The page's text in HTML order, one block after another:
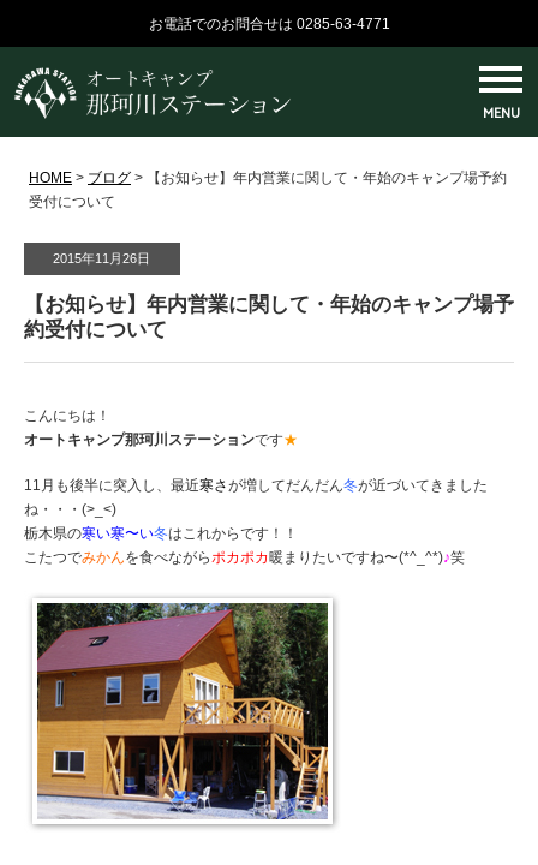
お電話でのお問合せは 0285-63-4771
MENU
HOME > ブログ >
【お知らせ】年内営業に関して・年始のキャンプ場予約
受付について
2015年11月26日
【お知らせ】年内営業に関して・年始のキャンプ場予
約受付について
こんにちは！
オートキャンプ那珂川ステーションです★
11月も後半に突入し、最近寒さが増してだんだん冬が近づいてきました
ね・・・(>_<)
栃木県の寒い寒〜い冬はこれからです！！
こたつでみかんを食べながらポカポカ暖まりたいですね〜(*^_^*)♪笑